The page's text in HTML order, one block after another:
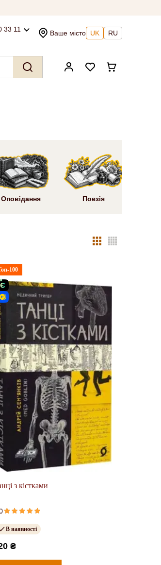
33 11 Ваше місто UK RU
Оповідання Поезія
100
з кістками
В наявності
₴